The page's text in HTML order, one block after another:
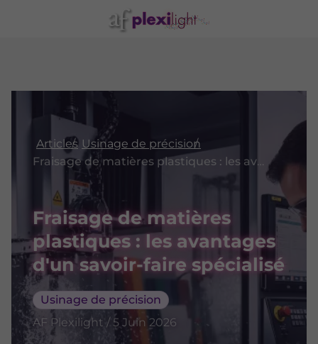
Articles Usinage de précision
Fraisage de matières
plastiques : les avantages
d'un savoir-faire spécialisé
Usinage de précision
AF Plexilight / 5 Juin 2026